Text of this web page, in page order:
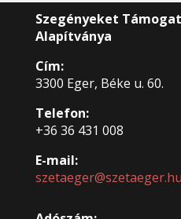
Szegényeket
Alapítványa
Cím:
3300 Eger, Béke u. 60.
Telefon:
+36 36 431 008
E-mail:
szetaeger@szetaeger.hu